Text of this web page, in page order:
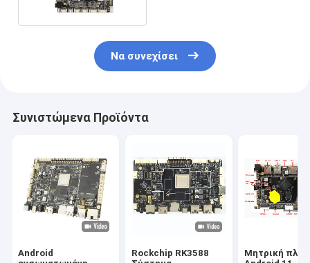
Να συνεχίσει
Συνιστώμενα Προϊόντα
Android
Rockchip RK3588
Μητρική